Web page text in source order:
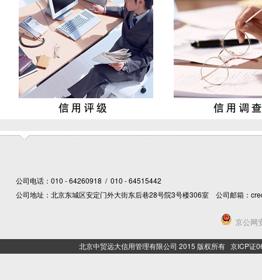
专访商务部信用研究所所长韩家平
国家发改委：加大“信易贷”推广力度 破解民营企业融资难题
解读|孙飞：“十四五”四方面着力建设社会信用体系
商务部：加强电商行业管理 推动电商企业开展诚信承诺
十三部门：支持重整企业信用修复 依法依规进行融资审批
多部门发声强化债市监管协作 推进开放互联
全国信易贷平台融资规模突破万亿元
信用贷款模式如何助力小微企业无抵押获贷？
内蒙古包头：事前事中事后发力 信用监管助力优化营商环境
减税红利撬动信用便利——四川出招缓解民企融资难
上海：“信用快修”让数千家企业“清白”
国务院发布意见 建立健全医保信用管理体系 严厉打击欺诈骗
河北省张家口市：精准做好企业信用管理服务 全力支持企业
广州为疫情期间受损企业信用修复“开绿灯”
银保监会提示：防范不法分子疫情防控期实施诈骗
公司电话：010 - 64260918 / 010 - 64515442
公司地址：北京东城区安定门外大街东后巷28号院3号楼306室 公司邮箱：
京公网
北京中贸远大信用管理有限公司 2015 版权所有 京ICP证